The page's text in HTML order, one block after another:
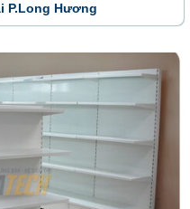
P.Long Hương